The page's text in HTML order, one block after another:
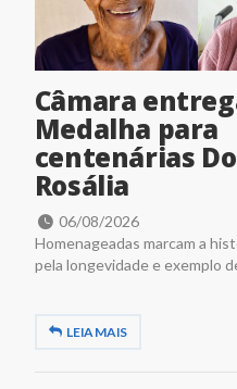
Câmara
Medalha para
centenárias
Rosália
06/08/2026
Homenageadas marcam a
pela longevidade e exemplo
LEIA MAIS